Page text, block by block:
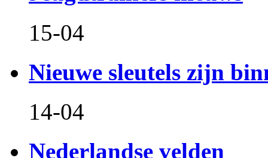
15-04
Nieuwe sleutels zijn
14-04
Nederlandse velden